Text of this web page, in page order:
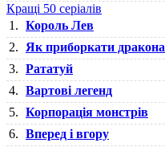
Кращі 50 серіалів
1. Король Лев
2.
Як приборкати дракона
3. Рататуй
4. Вартові легенд
5. Корпорація монстрів
6. Вперед і вгору